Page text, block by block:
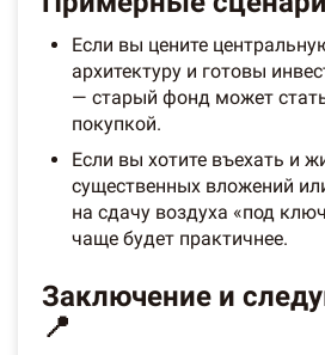
Если вы цените
архитектуру и готовы
— старый фонд может
покупкой.
Если вы хотите въехать и
существенных вложений
на сдачу воздуха «под
чаще будет практичнее.
Заключение и
📍